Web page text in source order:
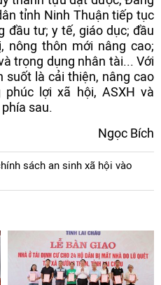
tỉnh Ninh Thuận tiếp tục
đầu tư; y tế, giáo dục; đầu
thôn mới nâng cao;
trọng dụng nhân tài... Với
suốt là cải thiện, nâng cao
lợi xã hội, ASXH và
sau.
Ngọc Bích
sách an sinh xã hội vào